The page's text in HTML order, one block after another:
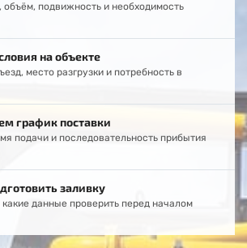
подвижность и необходимость
на объекте
место разгрузки и потребность в
график поставки
подачи и последовательность прибытия
заливку
данные проверить перед началом